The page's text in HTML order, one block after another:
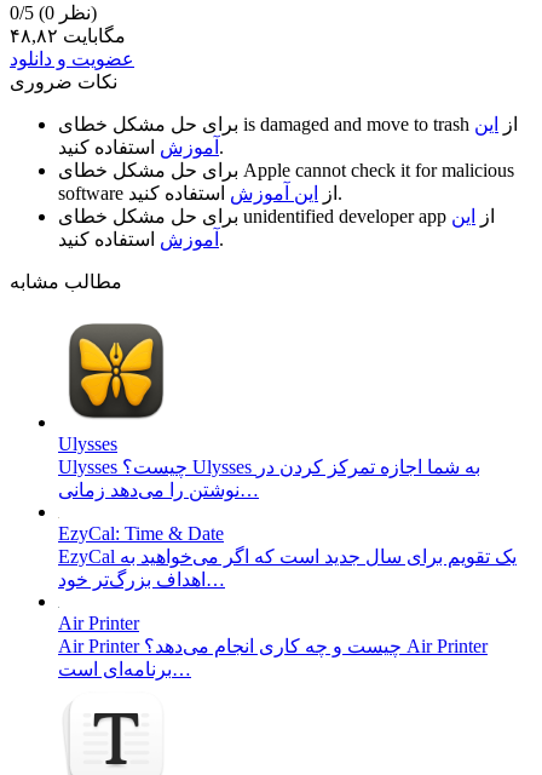
0/5
(0 نظر)
۴۸,۸۲ مگابایت
عضویت و دانلود
نکات ضروری
is damaged and move to trash از
این
آموزش استفاده کنید.
Apple cannot check it for malicious
software
از این آموزش
استفاده کنید.
unidentified developer app از
این
آموزش استفاده کنید.
مطالب مشابه
Ulysses
Ulysses چیست؟ Ulysses به شما اجازه تمرکز کردن در
نوشتن را می‌دهد زمانی…
EzyCal: Time & Date
EzyCal یک تقویم برای سال جدید است که اگر می‌خواهید به
اهداف بزرگ‌تر خود…
Air Printer
Air Printer چیست و چه کاری انجام می‌دهد؟ Air Printer
برنامه‌ای است…